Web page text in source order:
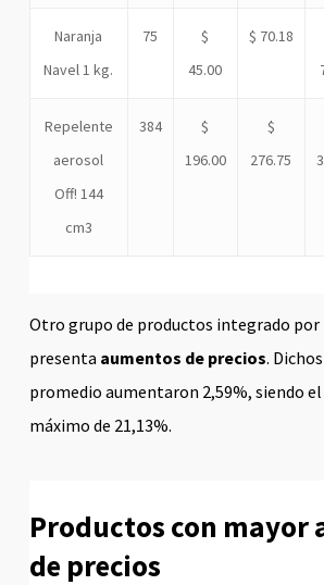
Naranja
Navel 1 kg.
75
$
45.00
$ 70.18
Repelente
aerosol
Off! 144
cm3
384
$
196.00
$
276.75
Otro grupo de productos integrado por
presenta aumentos de precios.
promedio aumentaron 2,59%, siendo
máximo de 21,13%.
Productos con mayor
de precios